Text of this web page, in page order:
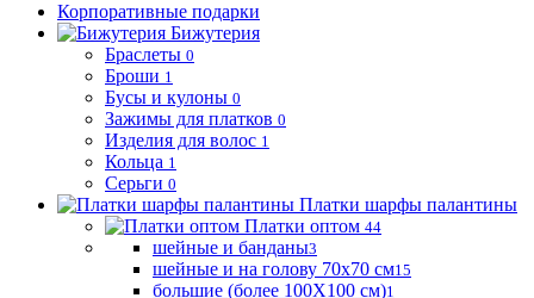
Корпоративные подарки
Бижутерия
Браслеты 0
Броши 1
Бусы и кулоны 0
Зажимы для платков 0
Изделия для волос 1
Кольца 1
Серьги 0
Платки шарфы палантины
Платки оптом 44
шейные и банданы3
шейные и на голову 70х70 см15
большие (более 100Х100 см)1